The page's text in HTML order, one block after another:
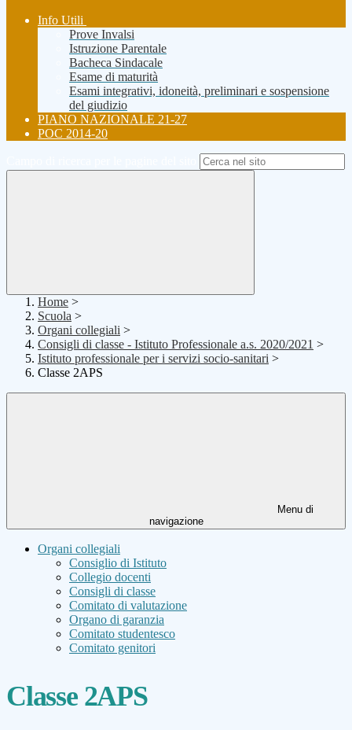
Info Utili
Prove Invalsi
Istruzione Parentale
Bacheca Sindacale
Esame di maturità
Esami integrativi, idoneità, preliminari e sospensione
del giudizio
PIANO NAZIONALE 21-27
POC 2014-20
Home >
Scuola >
Organi collegiali >
Consigli di classe - Istituto Professionale a.s. 2020/2021 >
Istituto professionale per i servizi socio-sanitari >
Classe 2APS
Menu di
navigazione
Organi collegiali
Consiglio di Istituto
Collegio docenti
Consigli di classe
Comitato di valutazione
Organo di garanzia
Comitato studentesco
Comitato genitori
Classe 2APS